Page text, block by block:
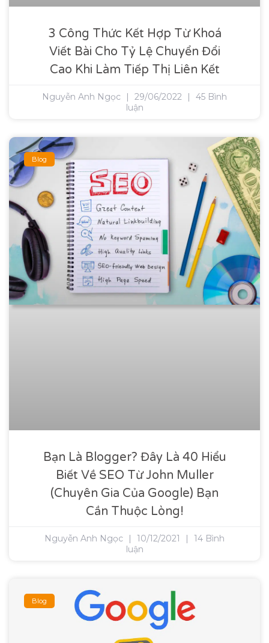
3 Công Thức Kết Hợp Từ Khoá
Viết Bài Cho Tỷ Lệ Chuyển Đổi
Cao Khi Làm Tiếp Thị Liên Kết
Nguyễn Anh Ngọc 29/06/2022
45 Bình
luận
Blog
Bạn Là Blogger? Đây Là 40 Hiểu
Biết Về SEO Từ John Muller
(chuyên Gia Của Google) Bạn
Cần Thuộc Lòng!
Nguyễn Anh Ngọc 10/12/2021
14 Bình
luận
Blog